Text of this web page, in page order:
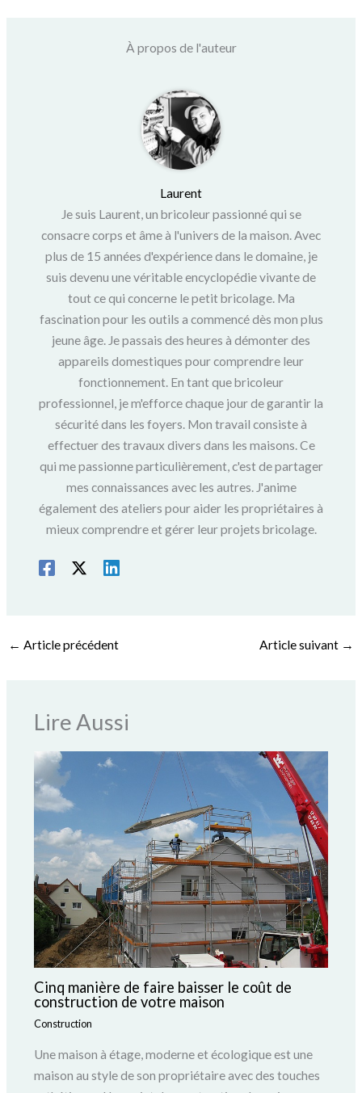
À propos de l'auteur
Laurent
Je suis Laurent, un bricoleur passionné qui se
consacre corps et âme à l'univers de la maison. Avec
plus de 15 années d'expérience dans le domaine, je
suis devenu une véritable encyclopédie vivante de
tout ce qui concerne le petit bricolage. Ma
fascination pour les outils a commencé dès mon plus
jeune âge. Je passais des heures à démonter des
appareils domestiques pour comprendre leur
fonctionnement. En tant que bricoleur
professionnel, je m'efforce chaque jour de garantir la
sécurité dans les foyers. Mon travail consiste à
effectuer des travaux divers dans les maisons. Ce
qui me passionne particulièrement, c'est de partager
mes connaissances avec les autres. J'anime
également des ateliers pour aider les propriétaires à
mieux comprendre et gérer leur projets bricolage.
← Article précédent Article suivant →
Lire Aussi
Cinq manière de faire baisser le coût de
construction de votre maison
Construction
Une maison à étage, moderne et écologique est une
maison au style de son propriétaire avec des touches